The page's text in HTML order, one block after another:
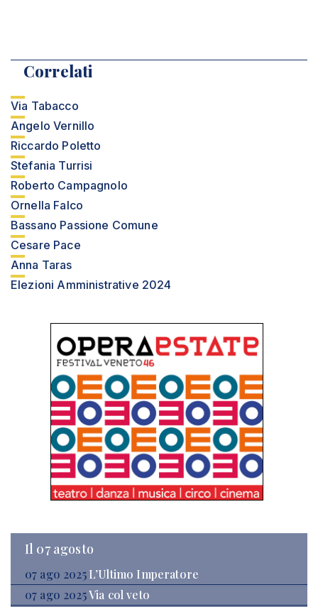
Correlati
Via Tabacco
Angelo Vernillo
Riccardo Poletto
Stefania Turrisi
Roberto Campagnolo
Ornella Falco
Bassano Passione Comune
Cesare Pace
Anna Taras
Elezioni Amministrative 2024
Il 07 agosto
07 ago 2025 L’Ultimo Imperatore
07 ago 2025Via col veto